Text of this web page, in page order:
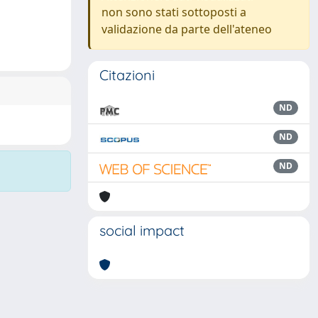
non sono stati sottoposti a
validazione da parte dell'ateneo
Citazioni
ND
ND
ND
social impact